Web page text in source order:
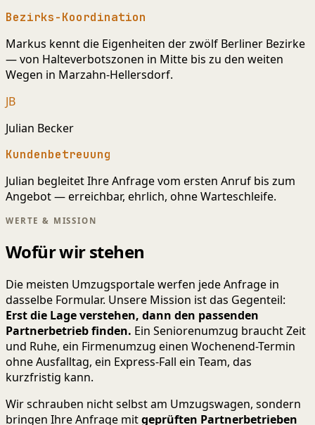
Bezirks-Koordination
Markus kennt die Eigenheiten der zwölf Berliner Bezirke
— von Halteverbotszonen in Mitte bis zu den weiten
Wegen in Marzahn-Hellersdorf.
JB
Julian Becker
Kundenbetreuung
Julian begleitet Ihre Anfrage vom ersten Anruf bis zum
Angebot — erreichbar, ehrlich, ohne Warteschleife.
WERTE & MISSION
Wofür wir stehen
Die meisten Umzugsportale werfen jede Anfrage in
dasselbe Formular. Unsere Mission ist das Gegenteil:
Erst die Lage verstehen, dann den passenden
Partnerbetrieb finden. Ein Seniorenumzug braucht Zeit
und Ruhe, ein Firmenumzug einen Wochenend-Termin
ohne Ausfalltag, ein Express-Fall ein Team, das
kurzfristig kann.
Wir schrauben nicht selbst am Umzugswagen, sondern
bringen Ihre Anfrage mitgeprüften Partnerbetrieben